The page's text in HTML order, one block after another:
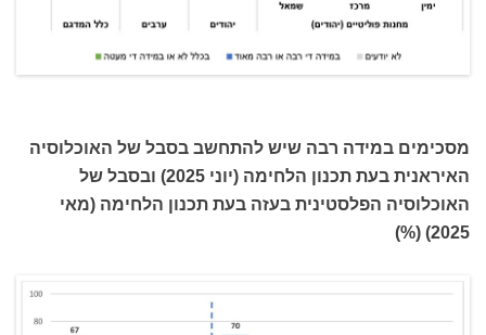
מסכימים במידה רבה שיש להתחשב בסבל של האוכלוסיה
האיראנית בעת תכנון הלחימה (יוני 2025) ובסבל של
האוכלוסיה הפלסטינית בעזה בעת תכנון הלחימה (מאי
2025) (%)